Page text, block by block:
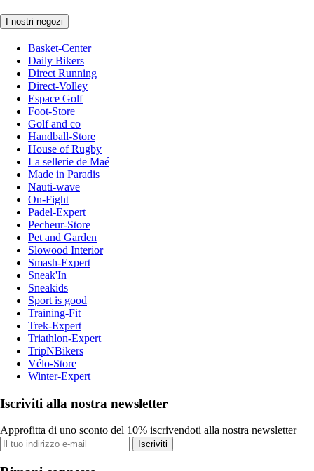
I nostri negozi
Basket-Center
Daily Bikers
Direct Running
Direct-Volley
Espace Golf
Foot-Store
Golf and co
Handball-Store
House of Rugby
La sellerie de Maé
Made in Paradis
Nauti-wave
On-Fight
Padel-Expert
Pecheur-Store
Pet and Garden
Slowood Interior
Smash-Expert
Sneak'In
Sneakids
Sport is good
Training-Fit
Trek-Expert
Triathlon-Expert
TripNBikers
Vélo-Store
Winter-Expert
Iscriviti alla nostra newsletter
Approfitta di uno sconto del 10% iscrivendoti alla nostra newsletter
Iscriviti